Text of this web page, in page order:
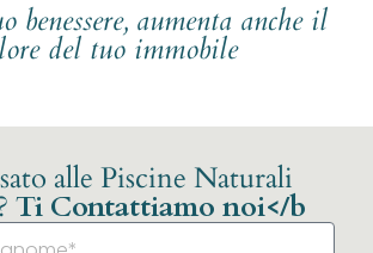
benessere, aumenta anche il
del tuo immobile
alle Piscine Naturali
Ti Contattiamo noi</b